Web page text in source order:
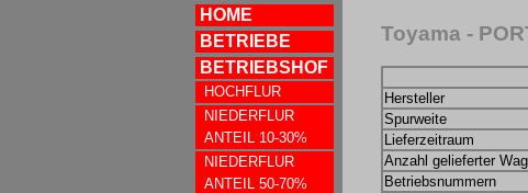
HOME
BETRIEBE
BETRIEBSHOF
HOCHFLUR
NIEDERFLUR
ANTEIL 10-30%
NIEDERFLUR
ANTEIL 50-70%
Toyama -
Hersteller
Spurweite
Lieferzeitraum
Anzahl gelieferter
Betriebsnummern